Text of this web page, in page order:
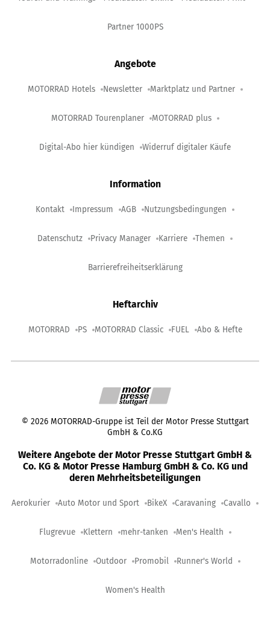
Partner 1000PS
Angebote
MOTORRAD Hotels Newsletter Marktplatz und Partner
MOTORRAD Tourenplaner MOTORRAD plus
Digital-Abo hier kündigen Widerruf digitaler Käufe
Information
Kontakt Impressum AGB Nutzungsbedingungen
Datenschutz Privacy Manager Karriere Themen
Barrierefreiheitserklärung
Heftarchiv
MOTORRAD PS MOTORRAD Classic FUEL Abo & Hefte
© 2026 MOTORRAD-Gruppe ist Teil der Motor Presse Stuttgart
GmbH & Co.KG
Weitere Angebote der Motor Presse Stuttgart GmbH &
Co. KG & Motor Presse Hamburg GmbH & Co. KG und
deren Mehrheitsbeteiligungen
Aerokurier Auto Motor und Sport BikeX Caravaning Cavallo
Flugrevue Klettern mehr-tanken Men's Health
Motorradonline Outdoor Promobil Runner's World
Women's Health